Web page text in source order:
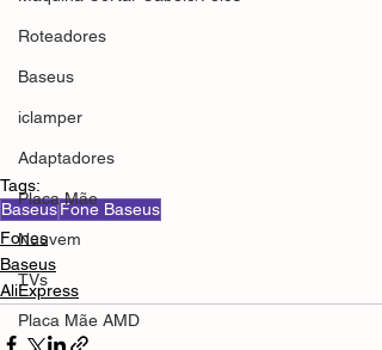
Roteadores
Baseus
iclamper
Adaptadores
Placa Mãe
Nuuvem
TVs
Placa Mãe AMD
Tags:
BaseusFone Baseus
Fones
Baseus
AliExpress